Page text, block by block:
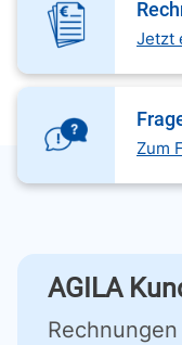
Jetzt
Zum
AGILA